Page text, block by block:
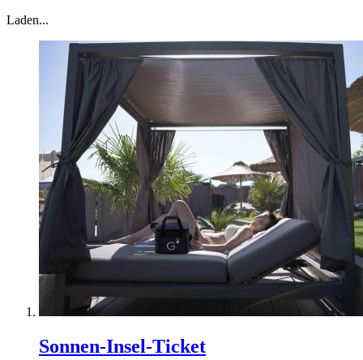
Laden...
Sonnen-Insel-Ticket